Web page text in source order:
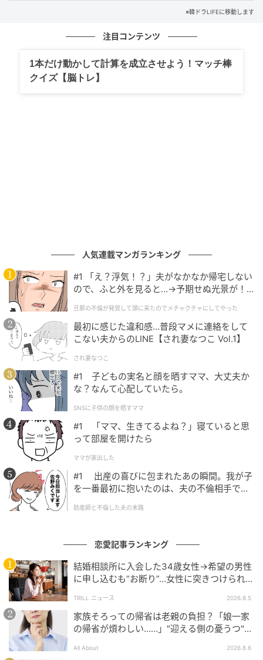
特に優しい瞳、整った顔立ち、柔らかく温かな人柄で
多くの女性ファンの心をつかんできたが、『カマキ
リ：殺人者の外出』では、これまでと異なる力強く重
厚な姿を披露する。瞬間を切り取った1枚のスチールで
さえ、その変わった眼差しが視線を奪い、本編での変
制作陣は「このドラマの主人公は、連続殺人鬼の母と
刑事の息子である。殺人犯を追うクライムスリラーで
あると同時に、決して近づくことのできない母と息子
の物語でもある。その中心に立つチャン・ドンユン
は、肉体的にも感情的にも大きなエネルギーを注ぎ込
まなければならなかった。彼がどれほど全力を尽くし
ているかは、撮影のたびに伝わってきた。激しくぶつ
かり合うチャン・ドンユンの情熱に、多くの関心と応
援をお願いしたい」と語った。
チャン・ドンユンの新たな一面に出会える韓国SBS新
ドラマ『カマキリ：殺人者の外出』は、9月5日（金）
夜9時50分より初放送される。
元記事で読む
次の記事
だこのムン・ガヨン、サバイバル番組MCに初
挑戦
の記事をもっとみる
※韓ドラLIFEに移動します
注目コンテンツ
1本だけ動かして計算を成立させよう！マッチ棒
クイズ【脳トレ】
人気連載マンガランキング
#1 「え？浮気！？」夫がなかなか帰宅しない
ので、ふと外を見ると…→予期せぬ光景が！
クチャにしてやった
旦那の不倫が発覚して頭に来たのでメチャクチャにしてやった
最初に感じた違和感…普段マメに連絡をして
こない夫からのLINE【され妻なつこ Vol.1】
され妻なつこ
#1 子どもの実名と顔を晒すママ、大丈夫か
な？なんて心配していたら。
SNSに子供の顔を晒すママ
#1 「ママ、生きてるよね？」寝ていると思
って部屋を開けたら
ママが家出した
#1 出産の喜びに包まれたあの瞬間。我が子
を一番最初に抱いたのは、夫の不倫相手でし
助産師と不倫した夫の末路
恋愛記事ランキング
結婚相談所に入会した34歳女性→希望の男性
に申し込むも“お断り”…女性に突きつけられた
TRILL ニュース 2026.8.5
家族そろっての帰省は老親の負担？「娘一家
の帰省が煩わしい……」"迎える側の憂うつ"の
All About 2026.8.6